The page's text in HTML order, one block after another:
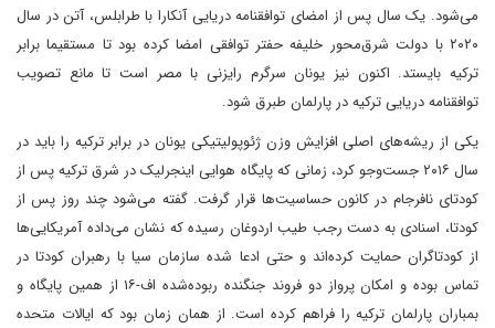
می‌شود. یک سال پس از امضای توافقنامه دریایی آنکارا با طرابلس، آتن در سال
۲۰۲۰ با دولت شرق‌محور خلیفه حفتر توافقی امضا کرده بود تا مستقیما برابر
ترکیه بایستد. اکنون نیز یونان سرگرم رایزنی با مصر است تا مانع تصویب
توافقنامه دریایی ترکیه در پارلمان طبرق شود.
یکی از ریشه‌های اصلی افزایش وزن ژئوپولیتیکی یونان در برابر ترکیه را باید در
سال ۲۰۱۶ جست‌وجو کرد، زمانی که پایگاه هوایی اینجرلیک در شرق ترکیه پس از
کودتای نافرجام در کانون حساسیت‌ها قرار گرفت. گفته می‌شود چند روز پس از
کودتا، اسنادی به دست رجب طیب اردوغان رسیده که نشان می‌داده آمریکایی‌ها
از کودتاگران حمایت کرده‌اند و حتی ادعا شده سازمان سیا با رهبران کودتا در
تماس بوده و امکان پرواز دو فروند جنگنده ربوده‌شده اف-۱۶ از همین پایگاه و
بمباران پارلمان ترکیه را فراهم کرده است. از همان زمان بود که ایالات متحده